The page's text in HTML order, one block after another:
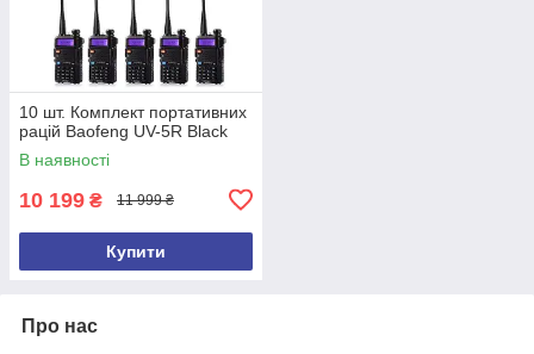
10 шт. Комплект портативних
рацій Baofeng UV-5R Black
В наявності
10 199 ₴ 11 999 ₴
Купити
Про нас